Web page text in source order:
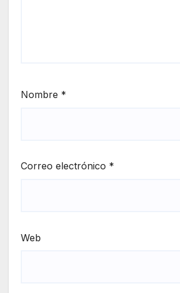
Nombre *
Correo electrónico *
Web